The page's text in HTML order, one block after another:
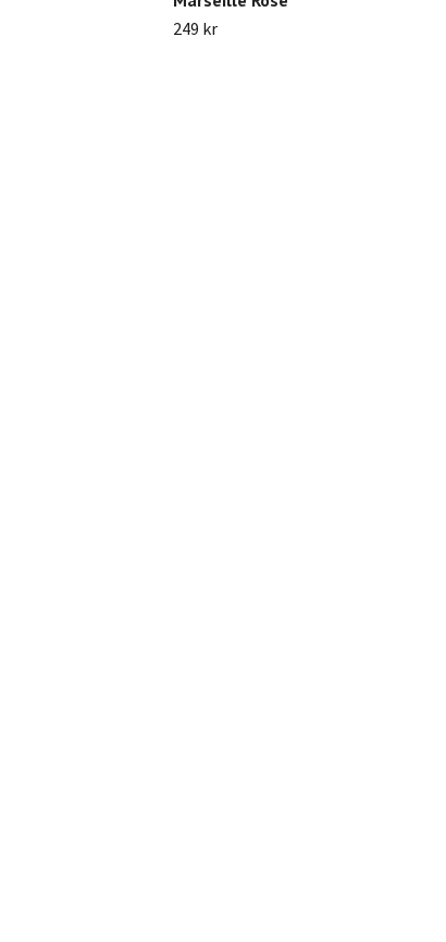
249 kr